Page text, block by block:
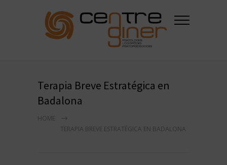
Terapia Breve Estratégica en
Badalona
HOME
TERAPIA BREVE ESTRATÉGICA EN BADALONA